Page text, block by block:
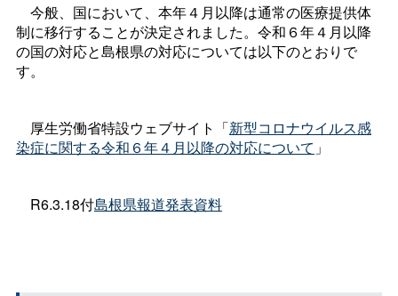
今般、国において、本年４月以降は通常の医療提供体
制に移行することが決定されました。令和６年４月以降
の国の対応と島根県の対応については以下のとおりで
す。
厚生労働省特設ウェブサイト「新型コロナウイルス感
染症に関する令和６年４月以降の対応について 」
R6.3.18付島根県報道発表資料